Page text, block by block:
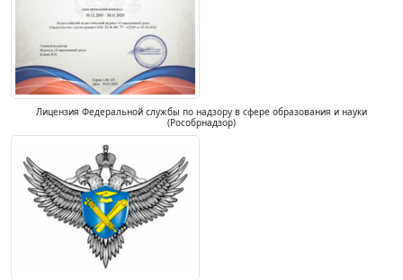
Лицензия Федеральной службы по надзору в сфере образования и науки
(Рособрнадзор)